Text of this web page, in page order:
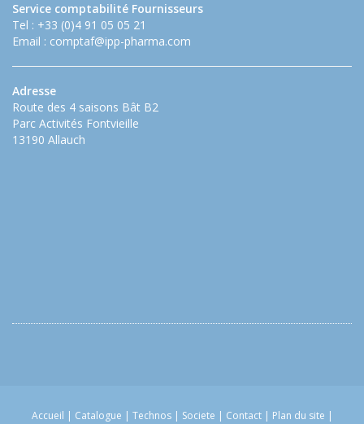
Service comptabilité Fournisseurs
Tel : +33 (0)4 91 05 05 21
Email : comptaf@ipp-pharma.com
Adresse
Route des 4 saisons Bât B2
Parc Activités Fontvieille
13190 Allauch
Accueil | Catalogue | Technos | Societe | Contact | Plan du site |